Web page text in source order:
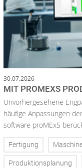
30.07.2026
MIT PROMEXS
Unvorhergesehene
häufige Anpassungen
software proMExS
Fertigung
Produktionsplanung